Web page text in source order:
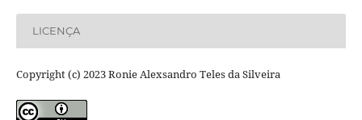
LICENÇA
Copyright (c) 2023 Ronie Alexsandro Teles da Silveira